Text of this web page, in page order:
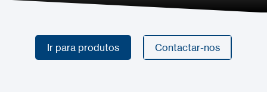
Ir para produtos Contactar-nos